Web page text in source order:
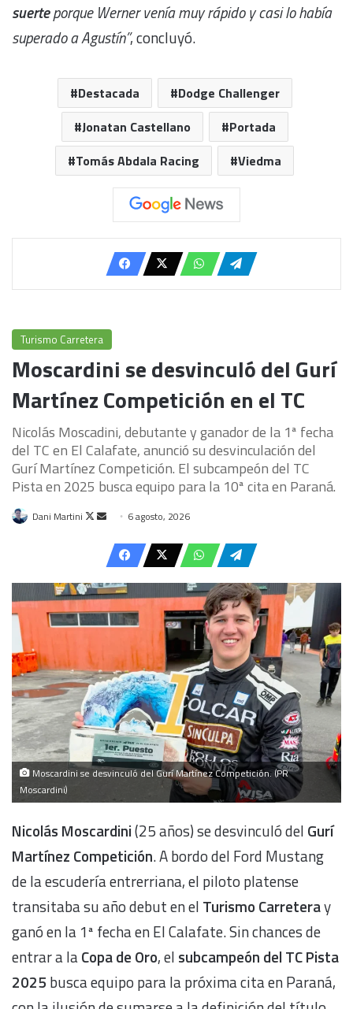
suerteporque Werner venía muy rápido y casi lo había
superado a Agustín”, concluyó.
Destacada
Dodge Challenger
Jonatan Castellano
Portada
Tomás Abdala Racing
Viedma